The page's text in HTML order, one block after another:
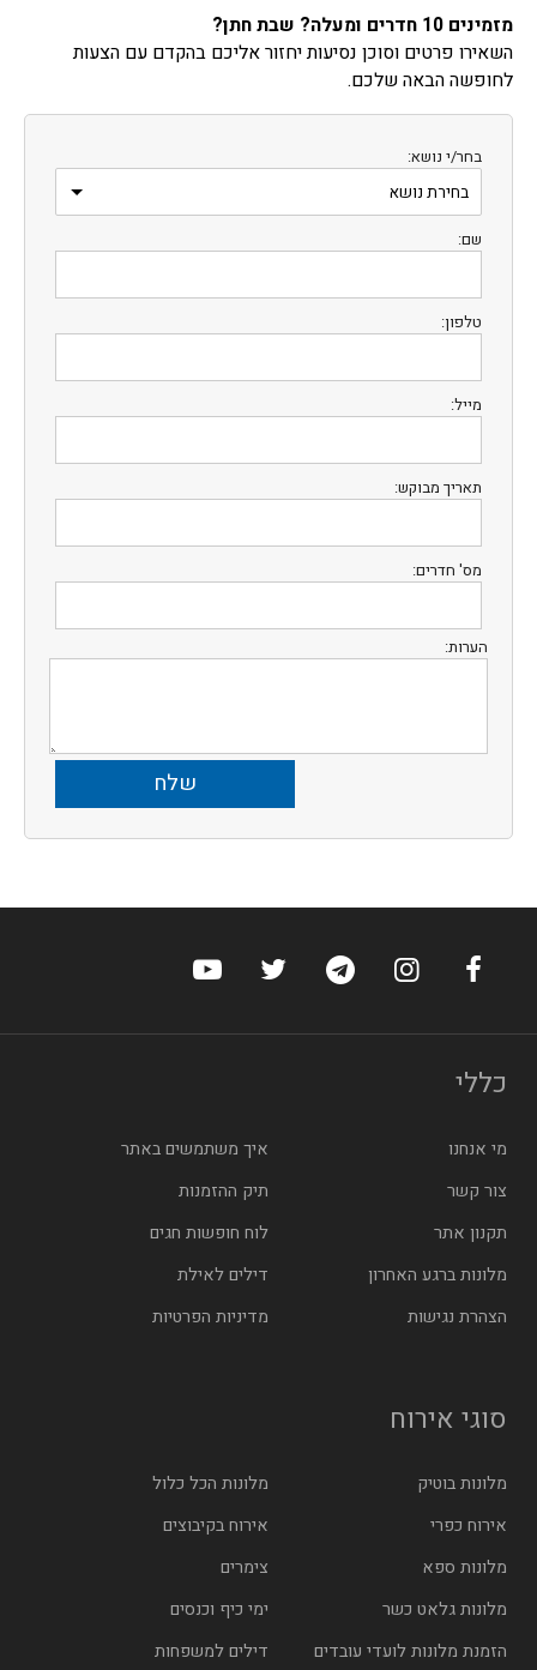
מזמינים 10 חדרים ומעלה? שבת חתן?
השאירו פרטים וסוכן נסיעות יחזור אליכם בהקדם עם הצעות
לחופשה הבאה שלכם.
בחר/י נושא:
שם:
טלפון:
מייל:
תאריך מבוקש:
מס' חדרים:
הערות:
ערוץ הפייסבוק של הוטלס
ערוץ האינסטגרם של הוטלס
ערוץ הטלגרם של הוטלס
ערוץ טוויטר של הוטלס
ערוץ היוטיוב של
כללי
מי אנחנו
איך משתמשים באתר
צור קשר
תיק ההזמנות
תקנון אתר
לוח חופשות חגים
מלונות ברגע האחרון
דילים לאילת
הצהרת נגישות
מדיניות הפרטיות
סוגי אירוח
מלונות בוטיק
מלונות הכל כלול
אירוח כפרי
אירוח בקיבוצים
מלונות ספא
צימרים
מלונות גלאט כשר
ימי כיף וכנסים
הזמנת מלונות לועדי עובדים
דילים למשפחות